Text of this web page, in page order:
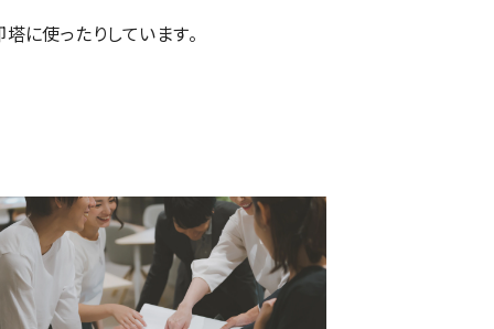
に使ったりしています。